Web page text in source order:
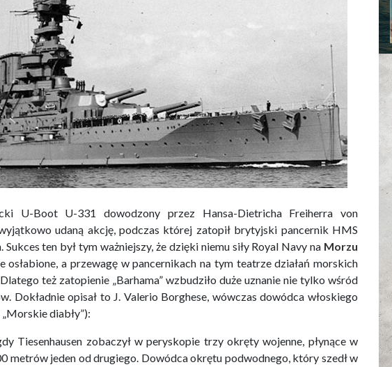
U-Boot U-331 dowodzony przez Hansa-Dietricha Freiherra von
udaną akcję, podczas której zatopił brytyjski pancernik HMS
Sukces ten był tym ważniejszy, że dzięki niemu siły Royal Navy na Morzu
osłabione, a przewagę w pancernikach na tym teatrze działań morskich
też zatopienie „Barhama” wzbudziło duże uznanie nie tylko wśród
Dokładnie opisał to J. Valerio Borghese, wówczas dowódca włoskiego
diabły”):
Tiesenhausen zobaczył w peryskopie trzy okręty wojenne, płynące w
metrów jeden od drugiego. Dowódca okrętu podwodnego, który szedł w